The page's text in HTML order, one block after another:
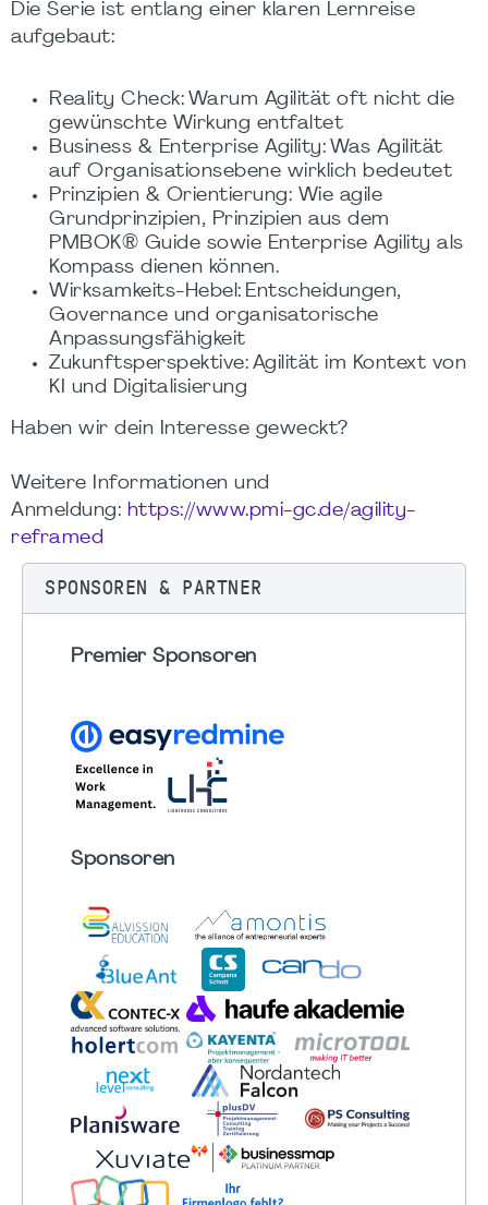
Die Serie ist entlang einer klaren Lernreise
aufgebaut:
Reality Check: Warum Agilität oft nicht die
gewünschte Wirkung entfaltet
Business & Enterprise Agility: Was Agilität
auf Organisationsebene wirklich bedeutet
Prinzipien & Orientierung: Wie agile
Grundprinzipien, Prinzipien aus dem
PMBOK® Guide sowie Enterprise Agility als
Kompass dienen können.
Wirksamkeits-Hebel: Entscheidungen,
Governance und organisatorische
Anpassungsfähigkeit
Zukunftsperspektive: Agilität im Kontext von
KI und Digitalisierung
Haben wir dein Interesse geweckt?
Weitere Informationen und
Anmeldung: https://www.pmi-gc.de/agility-
reframed
SPONSOREN & PARTNER
Premier Sponsoren
Sponsoren